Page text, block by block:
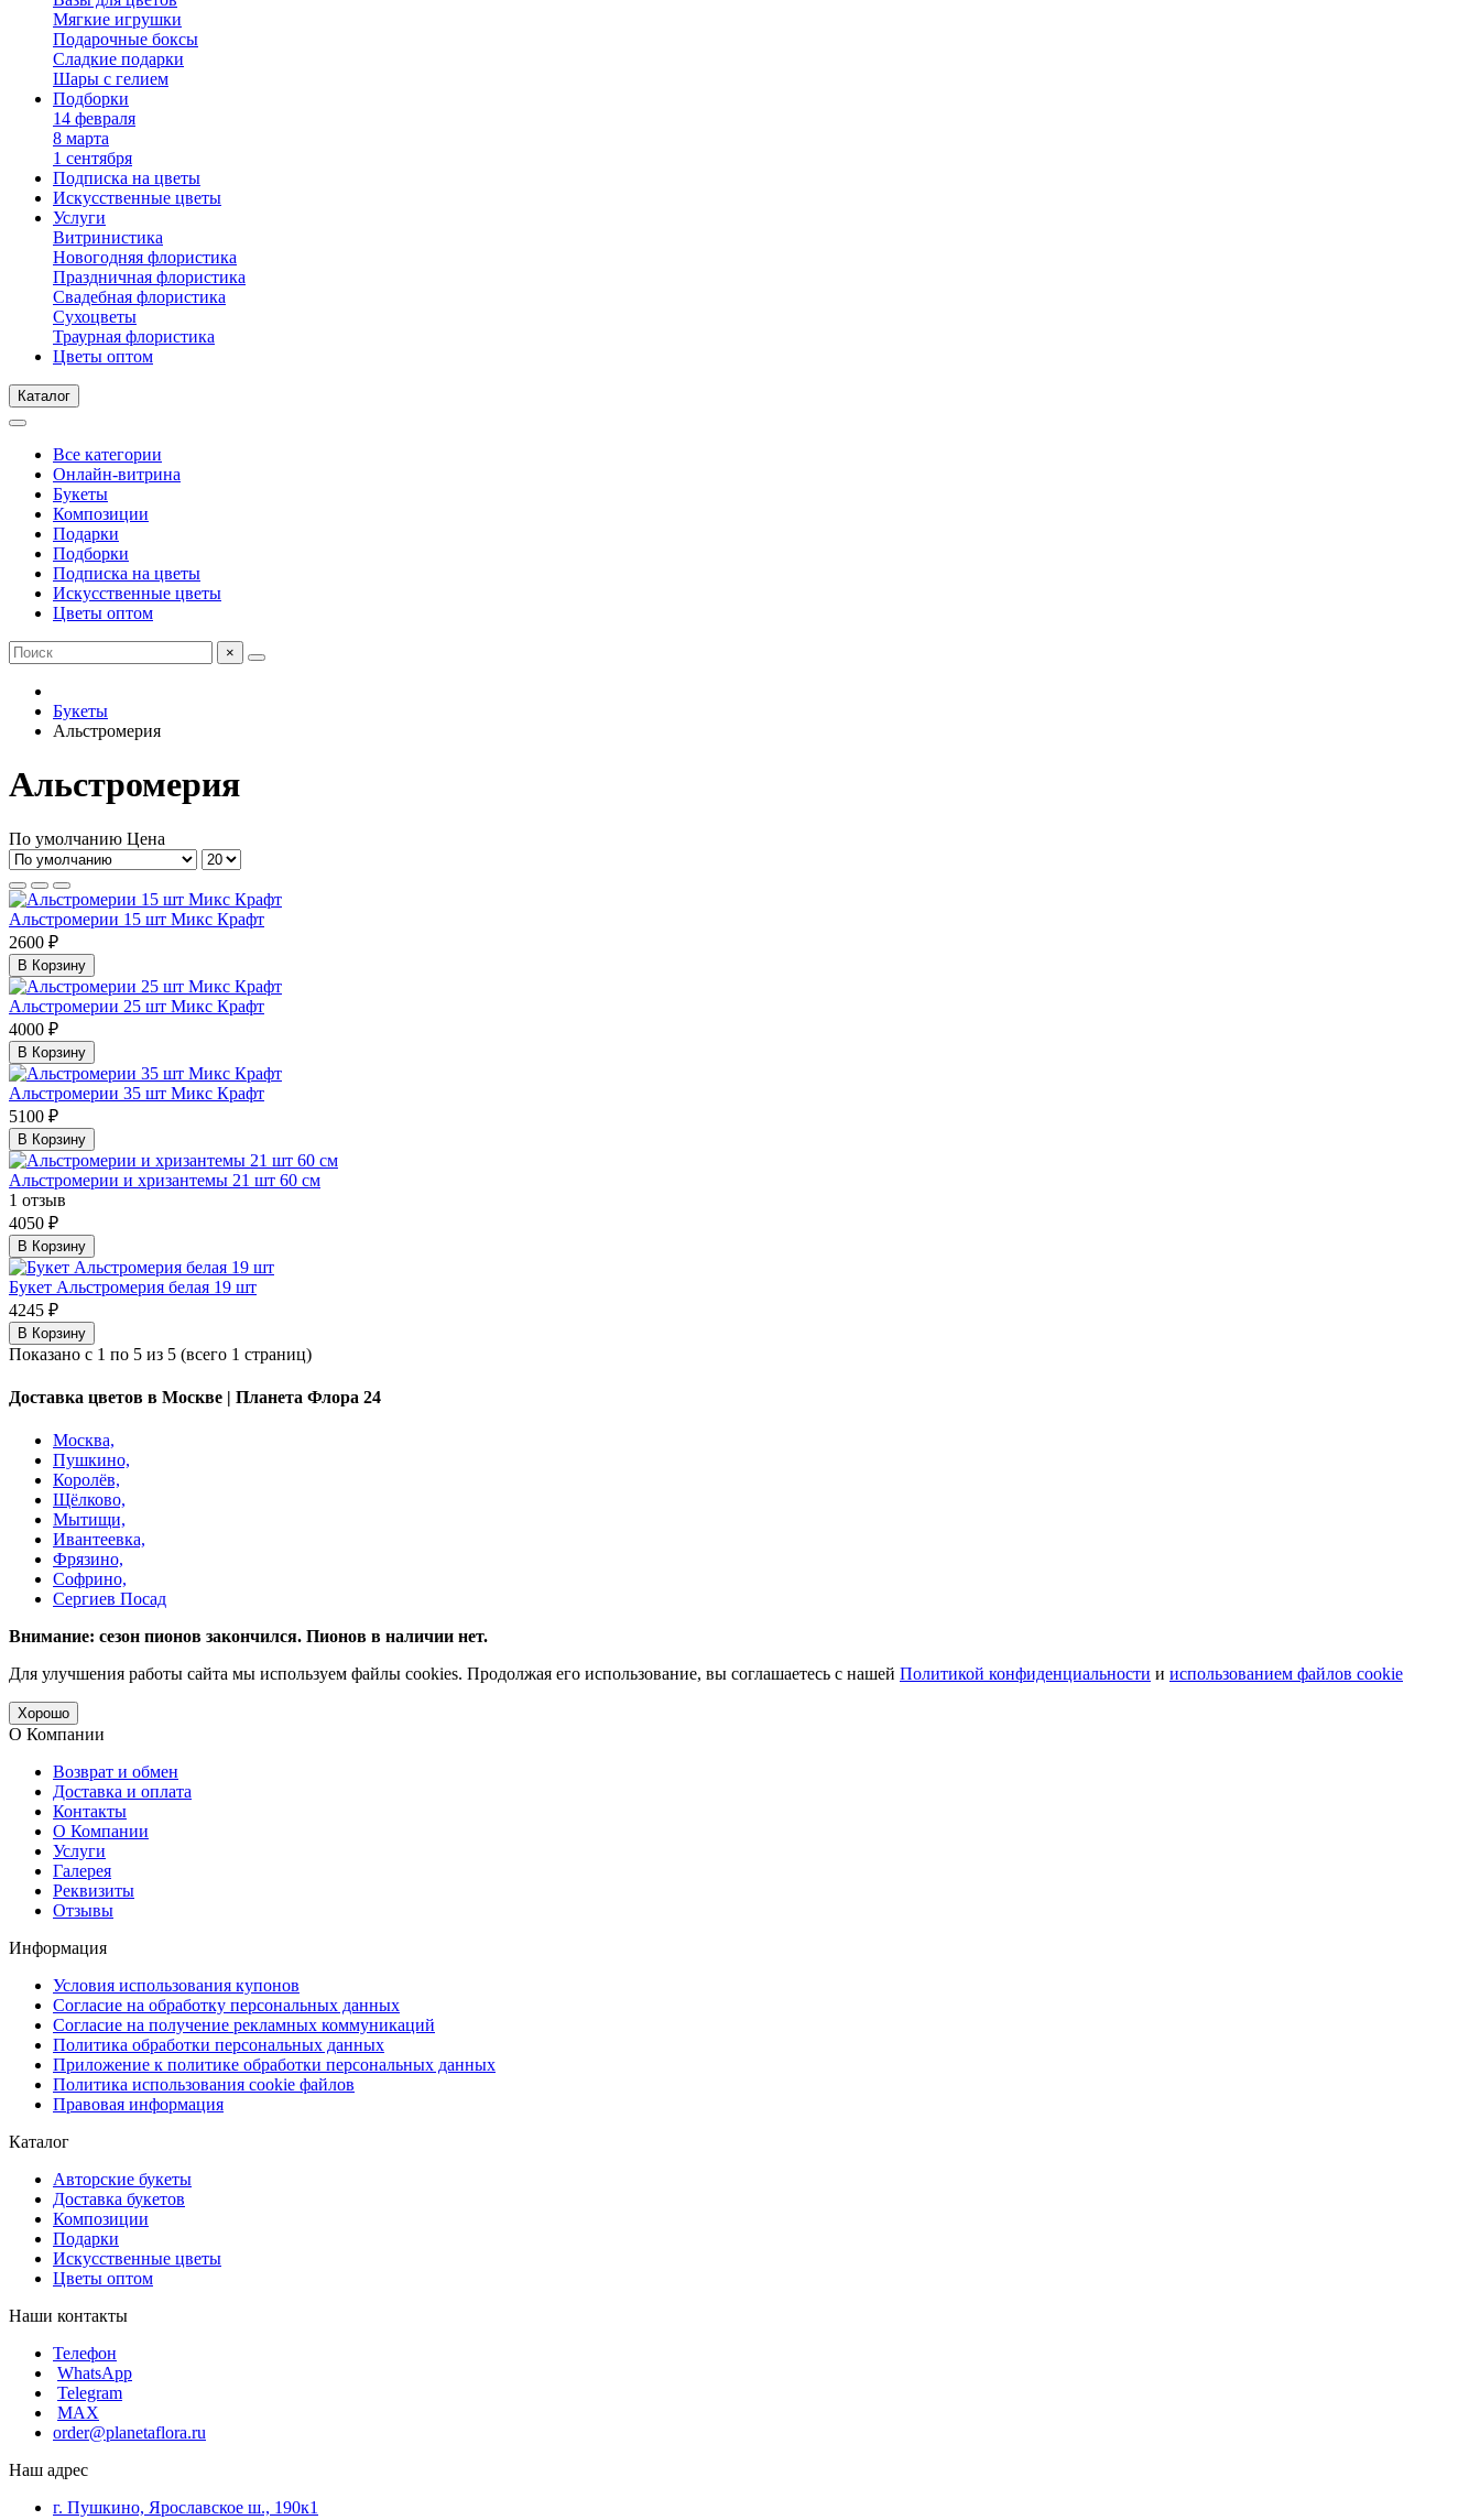
Мягкие игрушки
Подарочные боксы
Сладкие подарки
Шары с гелием
Подборки
14 февраля
8 марта
1 сентября
Подписка на цветы
Искусственные цветы
Услуги
Витринистика
Новогодняя флористика
Праздничная флористика
Свадебная флористика
Сухоцветы
Траурная флористика
Цветы оптом
Каталог
Все категории
Онлайн-витрина
Букеты
Композиции
Подарки
Подборки
Подписка на цветы
Искусственные цветы
Цветы оптом
×
Букеты
Альстромерия
Альстромерия
По умолчанию Цена
Альстромерии 15 шт Микс Крафт
2600 ₽
В Корзину
Альстромерии 25 шт Микс Крафт
4000 ₽
В Корзину
Альстромерии 35 шт Микс Крафт
5100 ₽
В Корзину
Альстромерии и хризантемы 21 шт 60 см
1 отзыв
4050 ₽
В Корзину
Букет Альстромерия белая 19 шт
4245 ₽
В Корзину
Показано с 1 по 5 из 5 (всего 1 страниц)
Доставка цветов в Москве | Планета Флора 24
Москва,
Пушкино,
Королёв,
Щёлково,
Мытищи,
Ивантеевка,
Фрязино,
Софрино,
Сергиев Посад
Внимание: сезон пионов закончился. Пионов в наличии нет.
Для улучшения работы сайта мы используем файлы cookies. Продолжая его использование, вы соглашаетесь с нашей Политикой конфиденциальности и использованием файлов cookie
Хорошо
О Компании
Возврат и обмен
Доставка и оплата
Контакты
О Компании
Услуги
Галерея
Реквизиты
Отзывы
Информация
Условия использования купонов
Согласие на обработку персональных данных
Согласие на получение рекламных коммуникаций
Политика обработки персональных данных
Приложение к политике обработки персональных данных
Политика использования cookie файлов
Правовая информация
Каталог
Авторские букеты
Доставка букетов
Композиции
Подарки
Искусственные цветы
Цветы оптом
Наши контакты
Телефон
WhatsApp
Telegram
MAX
order@planetaflora.ru
Наш адрес
г. Пушкино, Ярославское ш., 190к1